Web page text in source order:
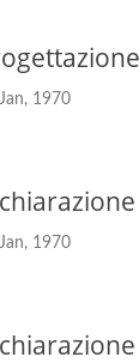
1970
1970